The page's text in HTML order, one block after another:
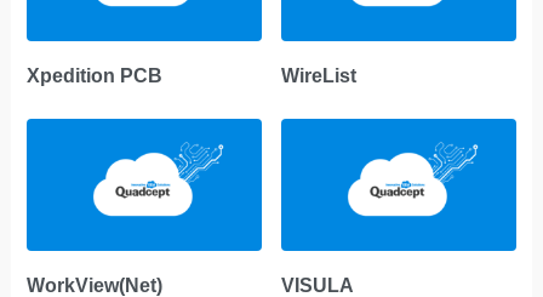
Xpedition PCB WireList
WorkView(Net) VISULA